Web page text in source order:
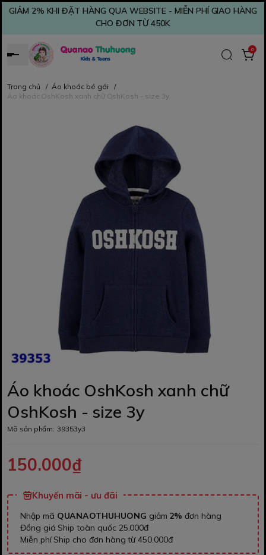
GIẢM 2% KHI ĐẶT HÀNG QUA WEBSITE - MIỄN PHÍ GIAO HÀNG
CHO ĐƠN TỪ 450K
0
Trang chủ / Áo khoác bé gái
/
Áo khoác OshKosh xanh chữ OshKosh - size 3y
Áo khoác OshKosh xanh chữ
OshKosh - size 3y
Mã sản phẩm: 39353y3
150.000₫
Khuyến mãi - ưu đãi
Nhập mã QUANAOTHUHUONG giảm 2% đơn hàng
Đồng giá Ship toàn quốc 25.000đ
Miễn phí Ship cho đơn hàng từ 450.000đ